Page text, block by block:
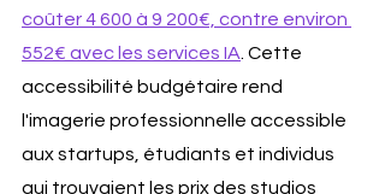
coûter 4 600 à 9 200€, contre environ
552€ avec les services IA . Cette
accessibilité budgétaire rend
l'imagerie professionnelle accessible
aux startups, étudiants et individus
qui trouvaient les prix des studios